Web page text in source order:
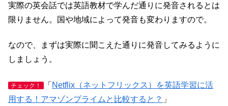
実際の英会話では英語教材で学んだ通りに発音されるとは
限りません。国や地域によって発音も変わりますので。
なので、まずは実際に聞こえた通りに発音してみるように
しましょう。
チェック！ 「 Netflix（ネットフリックス）を英語学習に活
用する！アマゾンプライムと比較すると？ 」